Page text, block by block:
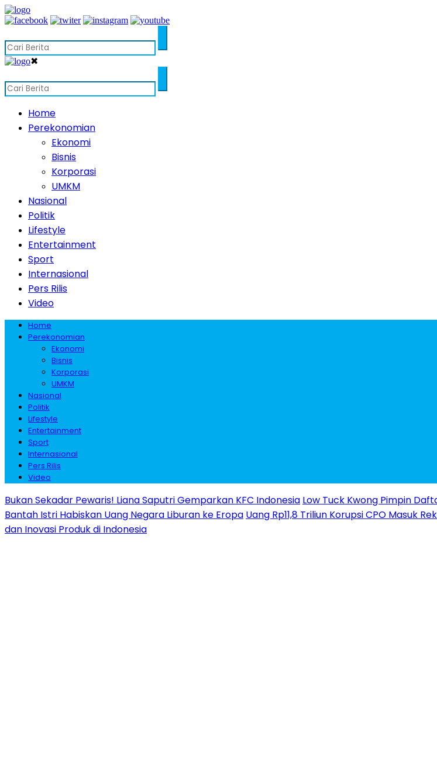
✖
Home
Perekonomian
Ekonomi
Bisnis
Korporasi
UMKM
Nasional
Politik
Lifestyle
Entertainment
Sport
Internasional
Pers Rilis
Video
Home
Perekonomian
Ekonomi
Bisnis
Korporasi
UMKM
Nasional
Politik
Lifestyle
Entertainment
Sport
Internasional
Pers Rilis
Video
Bukan Sekadar Pewaris! Liana Saputri Gemparkan KFC Indonesia Low Tuck Kwong Pimpin
Bantah Istri Habiskan Uang Negara Liburan ke Eropa Uang Rp11,8 Triliun Korupsi CPO Masuk
dan Inovasi Produk di Indonesia